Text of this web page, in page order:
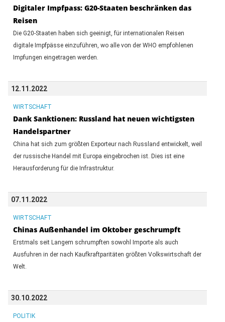
Digitaler Impfpass: G20-Staaten beschränken das
Reisen
Die G20-Staaten haben sich geeinigt, für internationalen Reisen
digitale Impfpässe einzuführen, wo alle von der WHO empfohlenen
Impfungen eingetragen werden.
12.11.2022
WIRTSCHAFT
Dank Sanktionen: Russland hat neuen wichtigsten
Handelspartner
China hat sich zum größten Exporteur nach Russland entwickelt, weil
der russische Handel mit Europa eingebrochen ist. Dies ist eine
Herausforderung für die Infrastruktur.
07.11.2022
WIRTSCHAFT
Chinas Außenhandel im Oktober geschrumpft
Erstmals seit Langem schrumpften sowohl Importe als auch
Ausfuhren in der nach Kaufkraftparitäten größten Volkswirtschaft der
Welt.
30.10.2022
POLITIK